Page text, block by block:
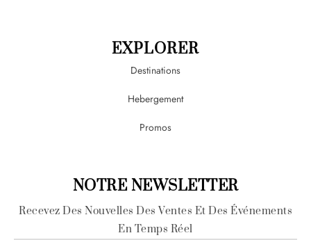
EXPLORER
Destinations
Hebergement
Promos
NOTRE NEWSLETTER
Recevez Des Nouvelles Des Ventes Et Des Événements
En Temps Réel